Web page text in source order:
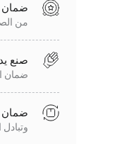
ضمان
من
صنع
ضمان
ضمان
وتبادل